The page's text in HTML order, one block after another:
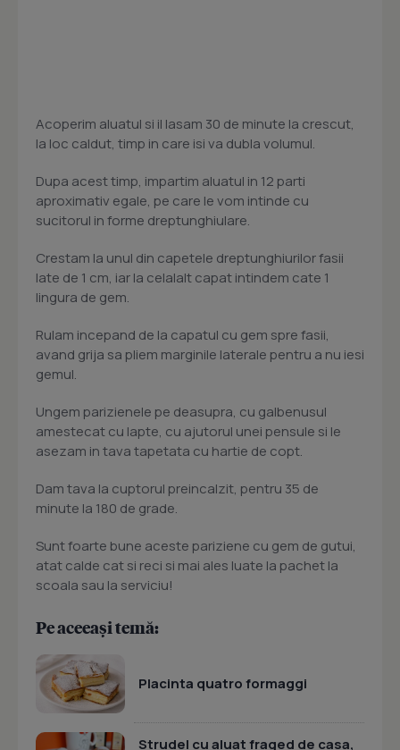
Acoperim aluatul si il lasam 30 de minute la crescut,
la loc caldut, timp in care isi va dubla volumul.
Dupa acest timp, impartim aluatul in 12 parti
aproximativ egale, pe care le vom intinde cu
sucitorul in forme dreptunghiulare.
Crestam la unul din capetele dreptunghiurilor fasii
late de 1 cm, iar la celalalt capat intindem cate 1
lingura de gem.
Rulam incepand de la capatul cu gem spre fasii,
avand grija sa pliem marginile laterale pentru a nu iesi
gemul.
Ungem parizienele pe deasupra, cu galbenusul
amestecat cu lapte, cu ajutorul unei pensule si le
asezam in tava tapetata cu hartie de copt.
Dam tava la cuptorul preincalzit, pentru 35 de
minute la 180 de grade.
Sunt foarte bune aceste pariziene cu gem de gutui,
atat calde cat si reci si mai ales luate la pachet la
scoala sau la serviciu!
Pe aceeași temă:
Placinta quatro formaggi
Strudel cu aluat fraged de casa,